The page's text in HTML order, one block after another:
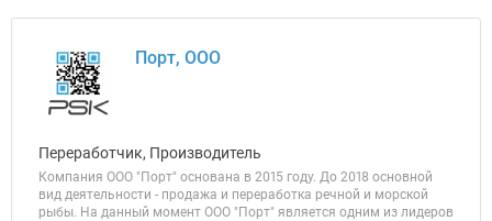
Порт, ООО
Переработчик, Производитель
Компания ООО "Порт" основана в 2015 году. До 2018 основной
вид деятельности - продажа и переработка речной и морской
рыбы. На данный момент ООО "Порт" является одним из лидеров